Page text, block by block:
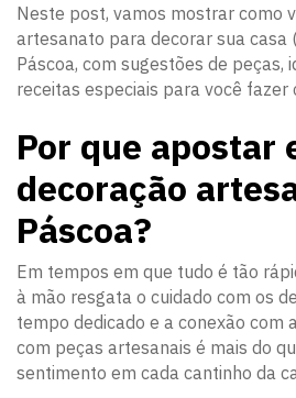
Neste post, vamos mostrar como
artesanato para decorar sua casa
Páscoa, com sugestões de peças,
receitas especiais para você fazer
Por que apostar
decoração
Páscoa?
Em tempos em que tudo é tão
à mão resgata o cuidado com os
tempo dedicado e a conexão com
com peças artesanais é mais do
sentimento em cada cantinho da